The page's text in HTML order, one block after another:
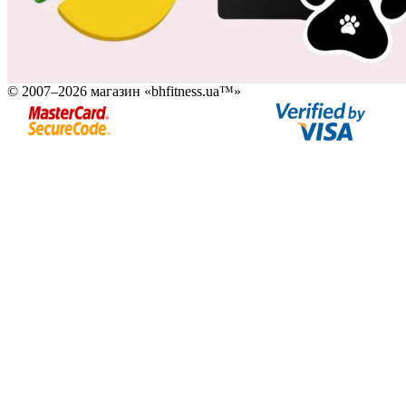
© 2007–2026 магазин «bhfitness.ua™»